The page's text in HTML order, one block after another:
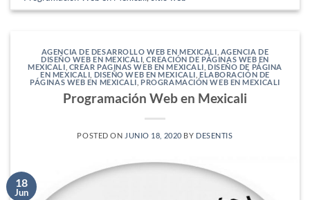
AGENCIA DE DESARROLLO WEB EN MEXICALI AGENCIA DE
DISEÑO WEB EN MEXICALI ,CREACIÓN DE PÁGINAS WEB EN
MEXICALI CREAR PAGINAS WEB EN MEXICALI DISEÑO DE PÁGINA
EN MEXICALI DISEÑO WEB EN MEXICALI ELABORACIÓN DE
PÁGINAS WEB EN MEXICALI PROGRAMACIÓN WEB EN MEXICALI
Programación Web en Mexicali
POSTED ON JUNIO 18, 2020 BY DESENTIS
18
Jun